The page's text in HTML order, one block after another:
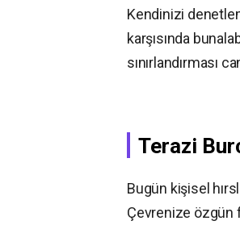
Kendinizi
karşısında
sınırlandırması
Terazi
Bugün kişisel
Çevrenize özgün